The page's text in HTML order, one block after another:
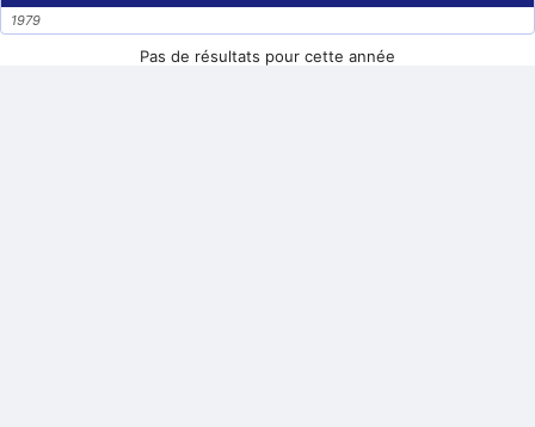
1979
Pas de résultats pour cette année